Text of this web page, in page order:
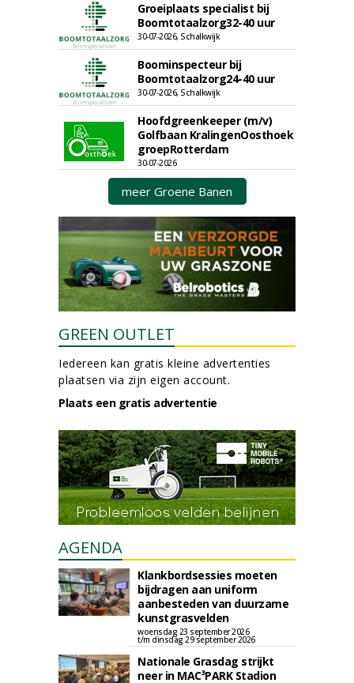
Groeiplaats specialist bij
Boomtotaalzorg32-40 uur
30-07-2026, Schalkwijk
Boominspecteur bij
Boomtotaalzorg24-40 uur
30-07-2026, Schalkwijk
Hoofdgreenkeeper (m/v)
Golfbaan KralingenOosthoek
groepRotterdam
30-07-2026
meer Groene Banen
GREEN OUTLET
Iedereen kan gratis kleine advertenties
plaatsen via zijn eigen account.
Plaats een gratis advertentie
AGENDA
Klankbordsessies moeten
bijdragen aan uniform
aanbesteden van duurzame
kunstgrasvelden
woensdag 23 september 2026
t/m dinsdag 29 september 2026
Nationale Grasdag strijkt
neer in MAC³PARK Stadion